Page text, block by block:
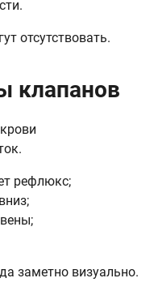
отсутствовать.
клапанов
рефлюкс;
заметно визуально.